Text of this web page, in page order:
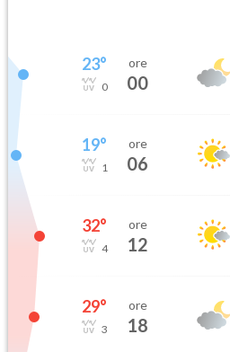
23°
0
ore
00
19°
1
ore
06
32°
4
ore
12
29°
3
ore
18